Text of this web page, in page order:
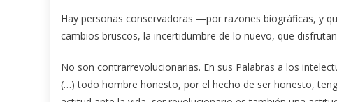
Hay personas con­servadoras —por razones biográficas, y
cambios bruscos, la incertidumbre de lo nuevo, que
No son contrarrevolucionarias. En sus Pa­labras a los
(…) todo hombre honesto, por el hecho de ser honesto,